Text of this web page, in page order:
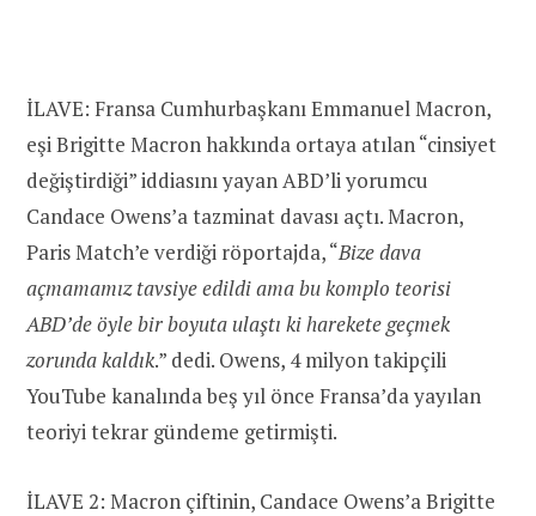
İLAVE: Fransa Cumhurbaşkanı Emmanuel Macron,
eşi Brigitte Macron hakkında ortaya atılan “cinsiyet
değiştirdiği” iddiasını yayan ABD’li yorumcu
Candace Owens’a tazminat davası açtı. Macron,
Paris Match’e verdiği röportajda, “Bize dava
açmamamız tavsiye edildi ama bu komplo teorisi
ABD’de öyle bir boyuta ulaştı ki harekete geçmek
zorunda kaldık.” dedi. Owens, 4 milyon takipçili
YouTube kanalında beş yıl önce Fransa’da yayılan
teoriyi tekrar gündeme getirmişti.
İLAVE 2: Macron çiftinin, Candace Owens’a Brigitte